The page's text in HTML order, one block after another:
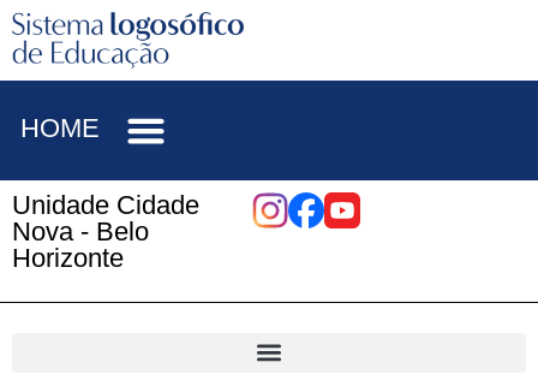
HOME
Unidade Cidade
Nova - Belo
Horizonte